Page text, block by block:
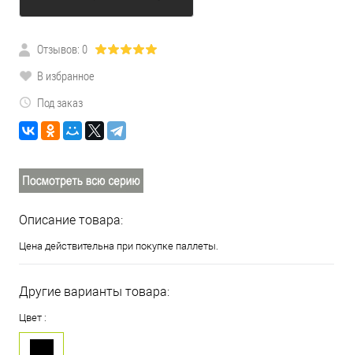
Отзывов: 0
В избранное
Под заказ
Описание товара:
Цена действительна при покупке паллеты.
Другие варианты товара:
Цвет :